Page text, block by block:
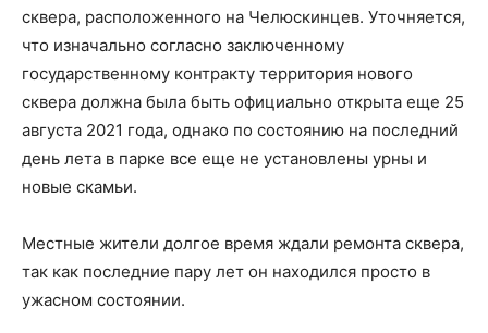
сквера, расположенного на Челюскинцев. Уточняется,
что изначально согласно заключенному
государственному контракту территория нового
сквера должна была быть официально открыта еще 25
августа 2021 года, однако по состоянию на последний
день лета в парке все еще не установлены урны и
новые скамьи.
Местные жители долгое время ждали ремонта сквера,
так как последние пару лет он находился просто в
ужасном состоянии.